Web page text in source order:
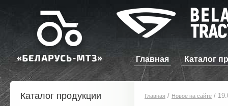
Главная Каталог
Каталог продукции Главная / Новое на сайте /